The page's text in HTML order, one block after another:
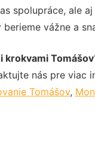
spolupráce, ale
vážne a
krokvami Tomášov
nás pre viac
Tomášov,